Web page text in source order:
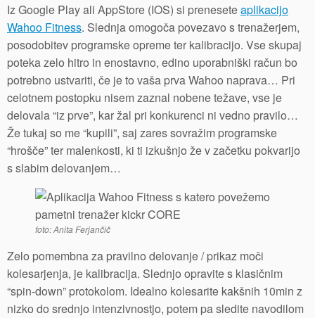
Iz Google Play ali AppStore (IOS) si preneseteaplikacijo
Wahoo Fitness. Slednja omogoča povezavo s trenažerjem,
posodobitev programske opreme ter kalibracijo. Vse skupaj
poteka zelo hitro in enostavno, edino uporabniški račun bo
potrebno ustvariti, če je to vaša prva Wahoo naprava… Pri
celotnem postopku nisem zaznal nobene težave, vse je
delovala “iz prve”, kar žal pri konkurenci ni vedno pravilo…
Že tukaj so me “kupili”, saj zares sovražim programske
“hrošče” ter malenkosti, ki ti izkušnjo že v začetku pokvarijo
s slabim delovanjem…
foto: Anita Ferjančič
Zelo pomembna za pravilno delovanje / prikaz moči
kolesarjenja, je kalibracija. Slednjo opravite s klasičnim
“spin-down” protokolom. Idealno kolesarite kakšnih 10min z
nizko do srednjo intenzivnostjo, potem pa sledite navodilom